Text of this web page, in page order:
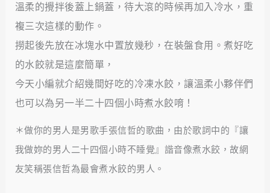
溫柔的攪拌後蓋上鍋蓋，待大滾的時候再加入冷水，重
複三次這樣的動作。
撈起後先放在冰塊水中置放幾秒，在裝盤食用。煮好吃
的水餃就是這麼簡單，
今天小編就介紹幾間好吃的冷凍水餃，讓溫柔小夥伴們
也可以為另一半二十四個小時煮水餃唷！
＊做你的男人是男歌手張信哲的歌曲，由於歌詞中的『讓
我做妳的男人二十四個小時不睡覺』諧音像煮水餃，故網
友笑稱張信哲為最會煮水餃的男人。